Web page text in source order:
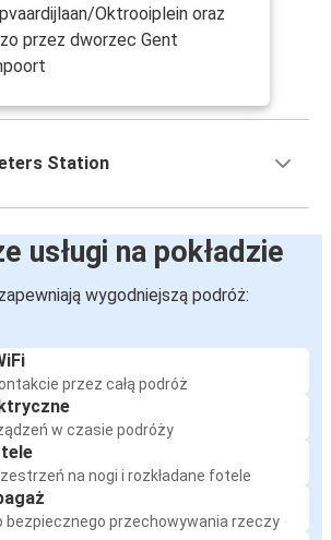
Oktrooiplein oraz
przez dworzec Gent
Station
usługi na pokładzie
wygodniejszą podróż:
przez całą podróż
w czasie podróży
na nogi i rozkładane fotele
bezpiecznego przechowywania rzeczy